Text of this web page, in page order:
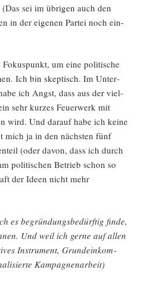
sei im übri­gen auch den
in der eige­nen Par­tei noch ein­
um eine poli­ti­sche
Ich bin skep­tisch. Im Unter­
ich Angst, dass aus der viel­
sehr kur­zes Feu­er­werk mit
wird. Und dar­auf habe ich kei­ne
mich ja in den nächs­ten fünf
(oder davon, dass ich durch
poli­ti­schen Betrieb schon so
der Ideen nicht mehr
es begrün­dungs­be­dürf­tig fin­de,
Und weil ich ger­ne auf allen
Instru­ment, Grund­ein­kom­
Kam­pa­gnen­ar­beit)